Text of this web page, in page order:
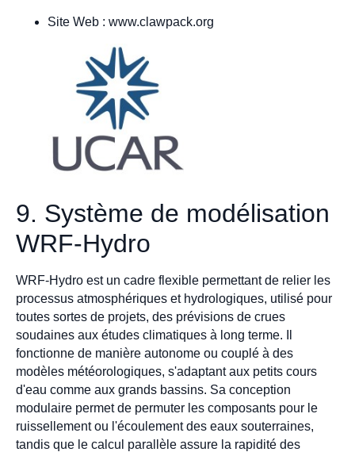
Site Web : www.clawpack.org
9. Système de modélisation
WRF-Hydro
WRF-Hydro est un cadre flexible permettant de relier les
processus atmosphériques et hydrologiques, utilisé pour
toutes sortes de projets, des prévisions de crues
soudaines aux études climatiques à long terme. Il
fonctionne de manière autonome ou couplé à des
modèles météorologiques, s'adaptant aux petits cours
d'eau comme aux grands bassins. Sa conception
modulaire permet de permuter les composants pour le
ruissellement ou l'écoulement des eaux souterraines,
tandis que le calcul parallèle assure la rapidité des